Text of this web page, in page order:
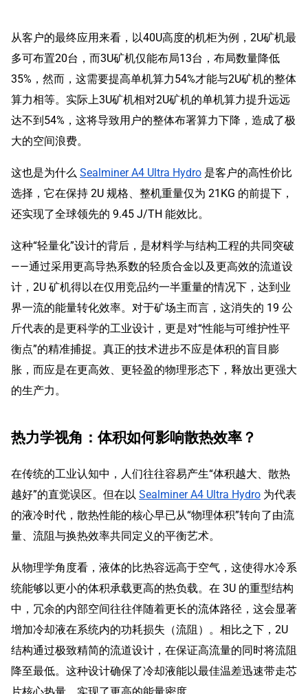
从客户的最终应用来看，以40U高度的机柜为例，2U矿机最
多可布置20台，而3U矿机仅能布局13台，布局数量降低
35%，然而，这需要提高单机算力54%才能与2U矿机的整体
算力相等。实际上3U矿机相对2U矿机的单机算力提升远远
达不到54%，这将导致用户的整体布署算力下降，造成了极
大的空间浪费。
这也是为什么 Sealminer A4 Ultra Hydro 是客户的高性价比
选择，它在保持 2U 规格、整机重量仅为 21KG 的前提下，
还实现了全球领先的 9.45 J/TH 能效比。
这种“轻量化”设计的背后，是材料学与结构工程的共同突破
——通过采用更高导热系数的轻质合金以及更高效的流道设
计，2U 矿机得以在仅用竞品约一半重量的情况下，达到业
界一流的能量转化效率。对于矿场主而言，这消失的 19 公
斤代表的是更科学的工业设计，更是对“性能与可维护性平
衡点”的精准捕捉。真正的技术进步不应是体积的盲目膨
胀，而应是在更高效、更轻盈的物理形态下，释放出更强大
的生产力。
热力学视角：体积如何影响散热效率？
在传统的工业认知中，人们往往容易产生“体积越大、散热
越好”的直觉误区。但在以 Sealminer A4 Ultra Hydro 为代表
的液冷时代，散热性能的核心早已从“物理体积”转向了由流
量、流阻与换热效率共同定义的平衡艺术。
从物理学角度看，液体的比热容远高于空气，这使得水冷系
统能够以更小的体积承载更高的热负载。在 3U 的重型结构
中，冗余的内部空间往往伴随着更长的流体路径，这会显著
增加冷却液在系统内的功耗损失（流阻）。相比之下，2U
结构通过极致精简的流道设计，在保证高流量的同时将流阻
降至最低。这种设计确保了冷却液能以最佳温差迅速带走芯
片核心热量，实现了更高的能量密度。